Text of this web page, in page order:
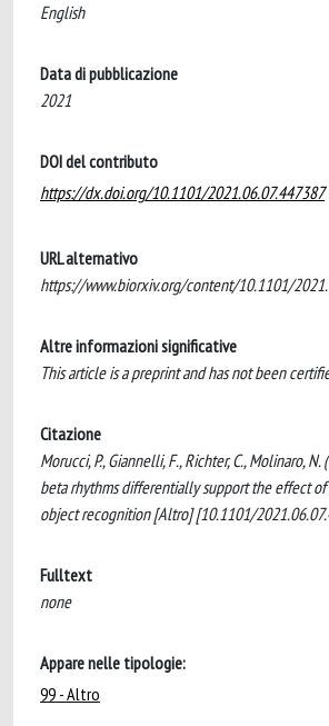
English
Data di pubblicazione
2021
DOI del contributo
https://dx.doi.org/10.1101/2021.06.07.447387
URL alternativo
https://www.biorxiv.org/content/10.1101/
Altre informazioni significative
This article is a preprint and has not been
Citazione
Morucci, P., Giannelli, F., Richter, C., Molinaro,
beta rhythms differentially support the effect of
object recognition [Altro] [10.1101/
Fulltext
none
Appare nelle tipologie:
99 - Altro